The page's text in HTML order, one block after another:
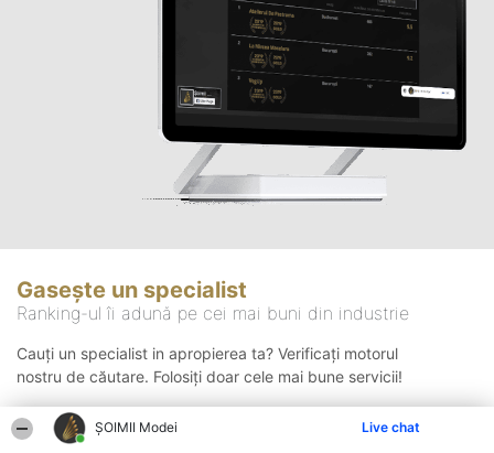
ȘOIMII Modei Live chat
Gasește un specialist
Ranking-ul îi adună pe cei mai buni din industrie
Cauți un specialist in apropierea ta? Verificați motorul
nostru de căutare. Folosiți doar cele mai bune servicii!